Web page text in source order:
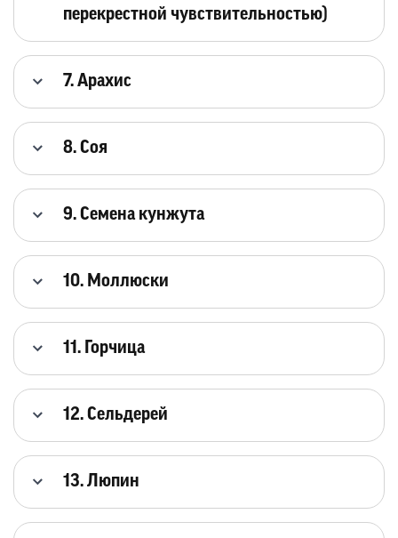
перекрестной чувствительностью)
7. Арахис
8. Соя
9. Семена кунжута
10. Моллюски
11. Горчица
12. Сельдерей
13. Люпин